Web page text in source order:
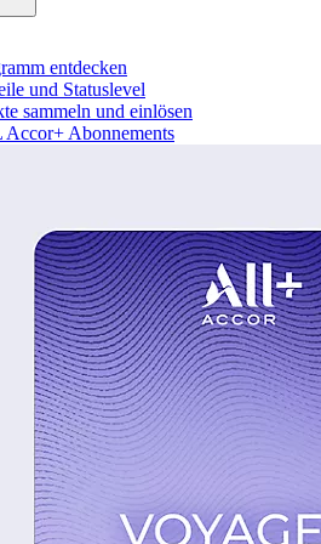
entdecken
und Statuslevel
sammeln und einlösen
Abonnements